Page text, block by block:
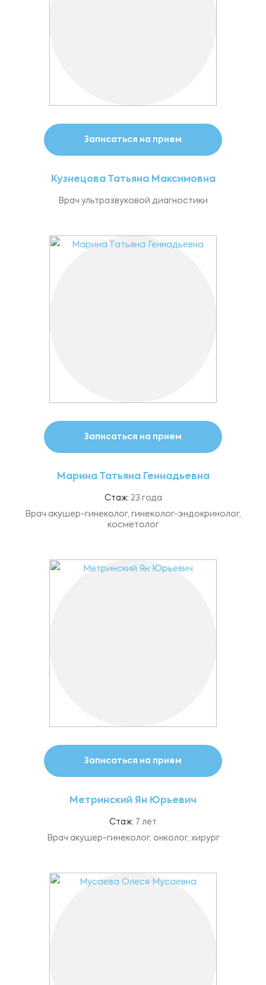
Записаться на прием
Кузнецова Татьяна Максимовна
Врач ультразвуковой диагностики
Записаться на прием
Марина Татьяна Геннадьевна
Стаж: 23 года
Врач акушер-гинеколог, гинеколог-эндокринолог,
косметолог
Записаться на прием
Метринский Ян Юрьевич
Стаж: 7 лет
Врач акушер-гинеколог, онколог, хирург